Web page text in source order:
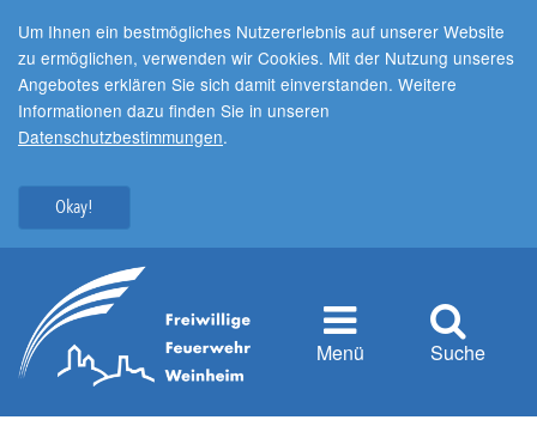
Um Ihnen ein bestmögliches Nutzererlebnis auf unserer Website
zu ermöglichen, verwenden wir Cookies. Mit der Nutzung unseres
Angebotes erklären Sie sich damit einverstanden. Weitere
Informationen dazu finden Sie in unseren
Datenschutzbestimmungen.
Okay!
Menü Suche